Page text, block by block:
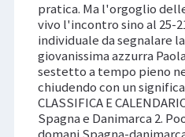
pratica. Ma l'orgoglio
vivo l'incontro sino al 25-
individuale da segnalare
giovanissima azzurra
sestetto a tempo pieno
chiudendo con un
CLASSIFICA E
Spagna e Danimarca 2.